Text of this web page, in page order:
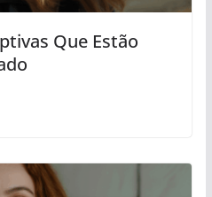
Que Estão